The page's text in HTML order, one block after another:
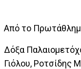
Από το
Δόξα
Γιόλου, Ροτσίδης